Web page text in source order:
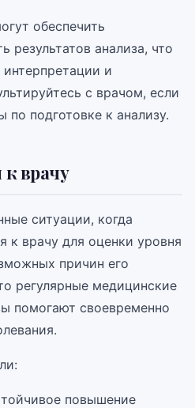
обеспечить
результатов анализа, что
и
с врачом, если
по подготовке к анализу.
к врачу
ситуации, когда
к врачу для оценки уровня
причин его
регулярные медицинские
помогают своевременно
повышение